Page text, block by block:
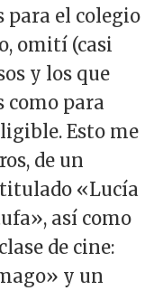
para el colegio
omití (casi
y los que
como para
Esto me
de un
«Lucía
así como
de cine:
y un